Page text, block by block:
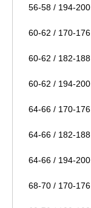
56-58 / 194-200
60-62 / 170-176
60-62 / 182-188
60-62 / 194-200
64-66 / 170-176
64-66 / 182-188
64-66 / 194-200
68-70 / 170-176